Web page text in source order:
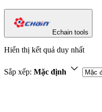
Echain tools
Hiển thị kết quả duy nhất
Sắp xếp: Mặc định